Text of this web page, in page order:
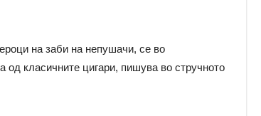
на заби на непушачи, се во
од класичните цигари, пишува во стручното